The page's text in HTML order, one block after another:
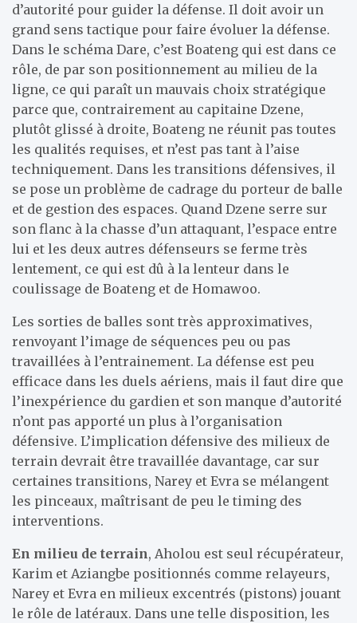
d’autorité pour guider la défense. Il doit avoir un
grand sens tactique pour faire évoluer la défense.
Dans le schéma Dare, c’est Boateng qui est dans ce
rôle, de par son positionnement au milieu de la
ligne, ce qui paraît un mauvais choix stratégique
parce que, contrairement au capitaine Dzene,
plutôt glissé à droite, Boateng ne réunit pas toutes
les qualités requises, et n’est pas tant à l’aise
techniquement. Dans les transitions défensives, il
se pose un problème de cadrage du porteur de balle
et de gestion des espaces. Quand Dzene serre sur
son flanc à la chasse d’un attaquant, l’espace entre
lui et les deux autres défenseurs se ferme très
lentement, ce qui est dû à la lenteur dans le
coulissage de Boateng et de Homawoo.
Les sorties de balles sont très approximatives,
renvoyant l’image de séquences peu ou pas
travaillées à l’entrainement. La défense est peu
efficace dans les duels aériens, mais il faut dire que
l’inexpérience du gardien et son manque d’autorité
n’ont pas apporté un plus à l’organisation
défensive. L’implication défensive des milieux de
terrain devrait être travaillée davantage, car sur
certaines transitions, Narey et Evra se mélangent
les pinceaux, maîtrisant de peu le timing des
interventions.
En milieu de terrain, Aholou est seul récupérateur,
Karim et Aziangbe positionnés comme relayeurs,
Narey et Evra en milieux excentrés (pistons) jouant
le rôle de latéraux. Dans une telle disposition, les